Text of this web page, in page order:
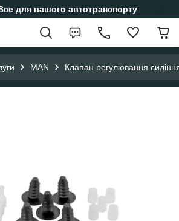
для вашого автотранспорту
MAN Клапан регулювання